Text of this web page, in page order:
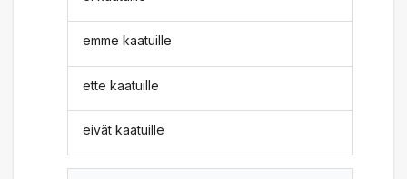
emme kaatuille
ette kaatuille
eivät kaatuille